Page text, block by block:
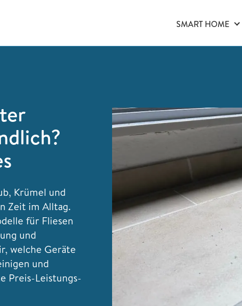
SMART HOME
Krümel und
Zeit im Alltag.
für Fliesen
und
welche Geräte
und
Preis-Leistungs-